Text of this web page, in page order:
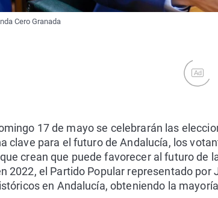
Cero Granada
Ad
17 de mayo se celebrarán las
clave para el futuro de Andalucía, los
crean que puede favorecer al futuro de
2022, el Partido Popular representado
en Andalucía, obteniendo la